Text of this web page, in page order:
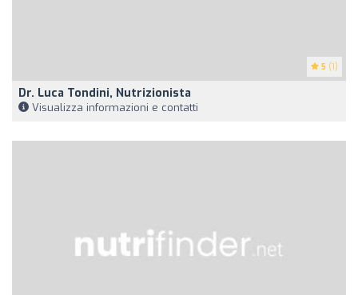
5 (1)
Dr. Luca Tondini, Nutrizionista
Visualizza informazioni e contatti